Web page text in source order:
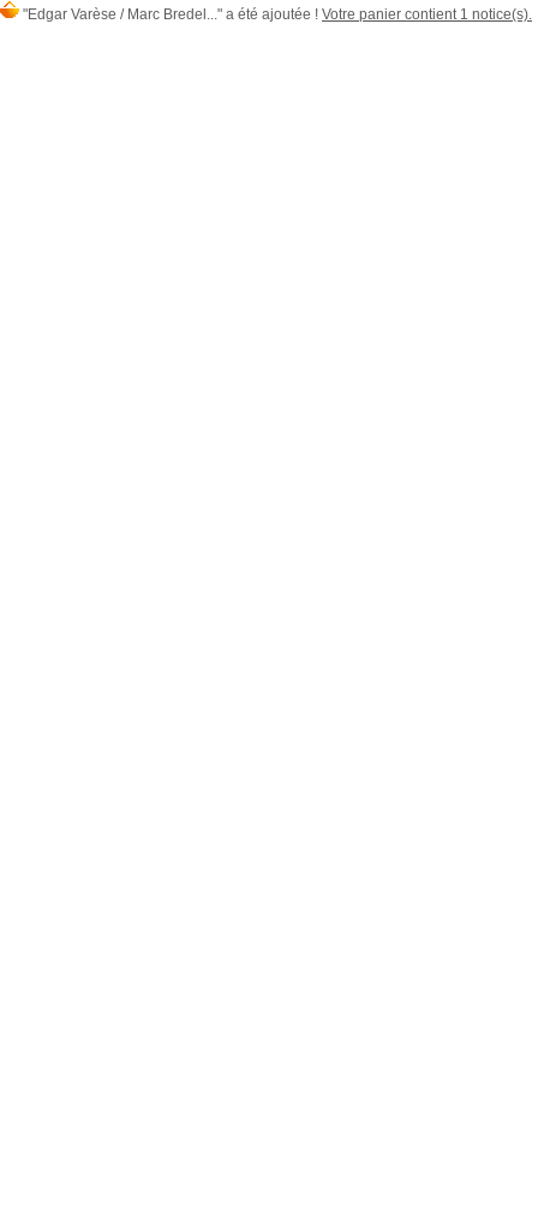
"Edgar Varèse / Marc Bredel..." a été ajoutée ! Votre panier contient 1 notice(s).